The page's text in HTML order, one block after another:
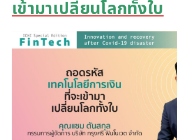
เข้ามาเปลี่ยนโลกทั้งใบ